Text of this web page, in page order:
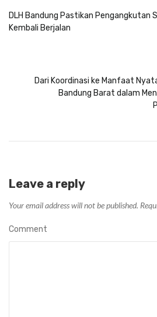
DLH Bandung Pastikan Pengangkutan
Kembali Berjalan
Dari Koordinasi ke Manfaat
Bandung Barat dalam
Leave a reply
Your email address will not be published.
Comment